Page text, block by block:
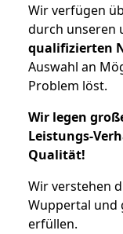
Wir verfügen
durch unseren
qualifizierten
Auswahl an
Problem löst.
Wir legen
Leistungs-
Qualität!
Wir verstehen
Wuppertal und
erfüllen.